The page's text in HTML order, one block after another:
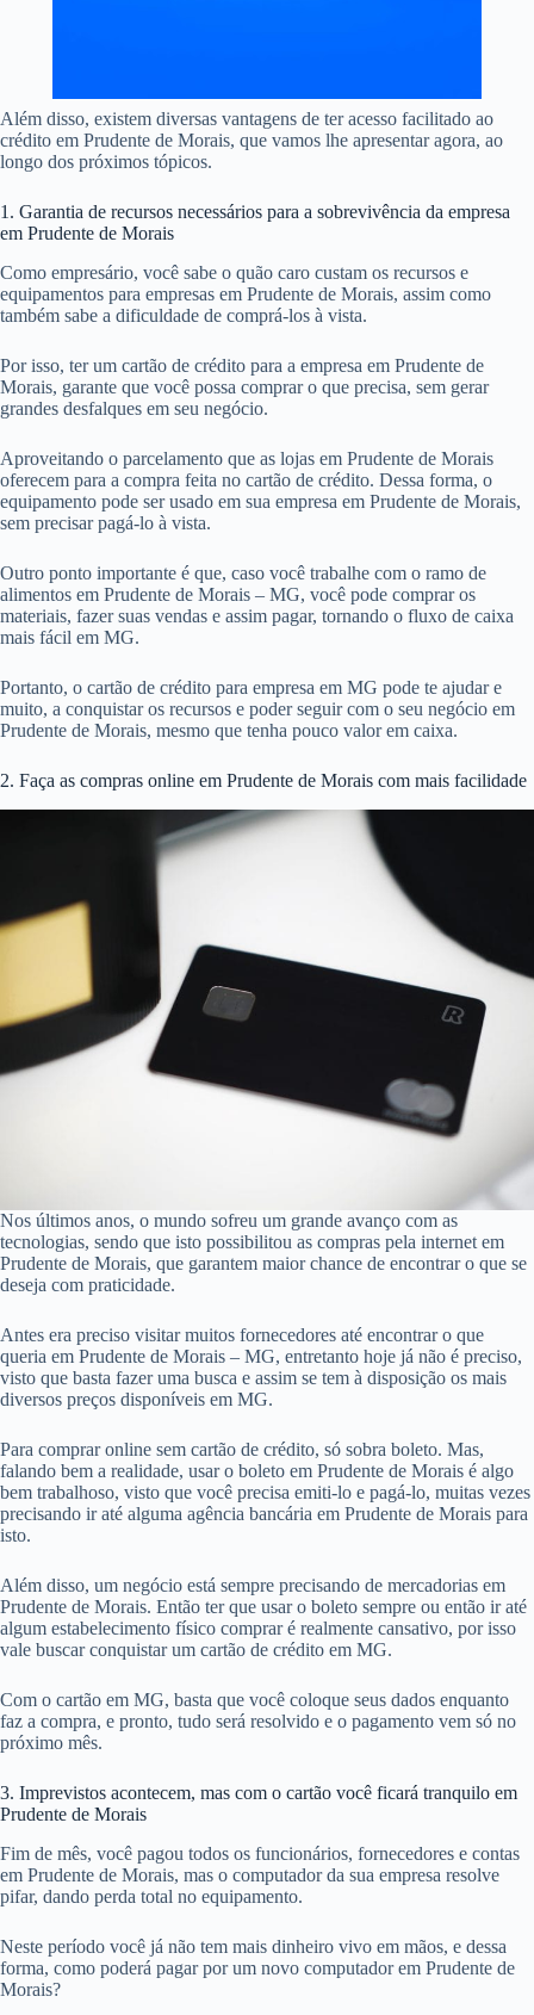
Além disso, existem diversas vantagens de ter acesso facilitado ao
crédito em Prudente de Morais, que vamos lhe apresentar agora, ao
longo dos próximos tópicos.
1. Garantia de recursos necessários para a sobrevivência da empresa
em Prudente de Morais
Como empresário, você sabe o quão caro custam os recursos e
equipamentos para empresas em Prudente de Morais, assim como
também sabe a dificuldade de comprá-los à vista.
Por isso, ter um cartão de crédito para a empresa em Prudente de
Morais, garante que você possa comprar o que precisa, sem gerar
grandes desfalques em seu negócio.
Aproveitando o parcelamento que as lojas em Prudente de Morais
oferecem para a compra feita no cartão de crédito. Dessa forma, o
equipamento pode ser usado em sua empresa em Prudente de Morais,
sem precisar pagá-lo à vista.
Outro ponto importante é que, caso você trabalhe com o ramo de
alimentos em Prudente de Morais – MG, você pode comprar os
materiais, fazer suas vendas e assim pagar, tornando o fluxo de caixa
mais fácil em MG.
Portanto, o cartão de crédito para empresa em MG pode te ajudar e
muito, a conquistar os recursos e poder seguir com o seu negócio em
Prudente de Morais, mesmo que tenha pouco valor em caixa.
2. Faça as compras online em Prudente de Morais com mais facilidade
Nos últimos anos, o mundo sofreu um grande avanço com as
tecnologias, sendo que isto possibilitou as compras pela internet em
Prudente de Morais, que garantem maior chance de encontrar o que se
deseja com praticidade.
Antes era preciso visitar muitos fornecedores até encontrar o que
queria em Prudente de Morais – MG, entretanto hoje já não é preciso,
visto que basta fazer uma busca e assim se tem à disposição os mais
diversos preços disponíveis em MG.
Para comprar online sem cartão de crédito, só sobra boleto. Mas,
falando bem a realidade, usar o boleto em Prudente de Morais é algo
bem trabalhoso, visto que você precisa emiti-lo e pagá-lo, muitas vezes
precisando ir até alguma agência bancária em Prudente de Morais para
isto.
Além disso, um negócio está sempre precisando de mercadorias em
Prudente de Morais. Então ter que usar o boleto sempre ou então ir até
algum estabelecimento físico comprar é realmente cansativo, por isso
vale buscar conquistar um cartão de crédito em MG.
Com o cartão em MG, basta que você coloque seus dados enquanto
faz a compra, e pronto, tudo será resolvido e o pagamento vem só no
próximo mês.
3. Imprevistos acontecem, mas com o cartão você ficará tranquilo em
Prudente de Morais
Fim de mês, você pagou todos os funcionários, fornecedores e contas
em Prudente de Morais, mas o computador da sua empresa resolve
pifar, dando perda total no equipamento.
Neste período você já não tem mais dinheiro vivo em mãos, e dessa
forma, como poderá pagar por um novo computador em Prudente de
Morais?